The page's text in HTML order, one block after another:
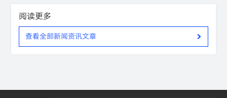
阅读更多
查看全部新闻资讯文章